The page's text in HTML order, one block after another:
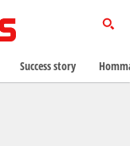
Success story